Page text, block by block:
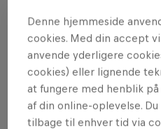
Denne hjemmeside
cookies. Med din accept
anvende yderligere
cookies) eller lignende
at fungere med henblik
af din online-oplevelse.
tilbage til enhver tid via